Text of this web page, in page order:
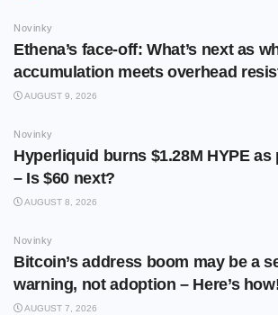
Novinky
Ethena’s face-off: What’s next as
accumulation meets overhead
AUGUST 9, 2026
Novinky
Hyperliquid burns $1.28M HYPE
– Is $60 next?
AUGUST 8, 2026
Novinky
Bitcoin’s address boom may be a
warning, not adoption – Here’s
AUGUST 7, 2026